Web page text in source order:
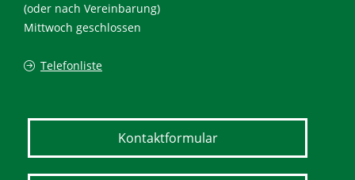
(oder nach Vereinbarung)
Mittwoch geschlossen
Telefonliste
Kontaktformular